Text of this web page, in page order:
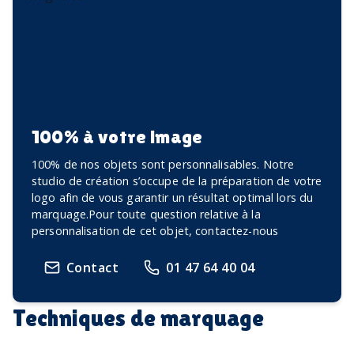
100% à votre image
100% de nos objets sont personnalisables. Notre
studio de création s’occupe de la préparation de votre
logo afin de vous garantir un résultat optimal lors du
marquage.Pour toute question relative à la
personnalisation de cet objet, contactez-nous
Contact 01 47 64 40 04
Techniques de marquage